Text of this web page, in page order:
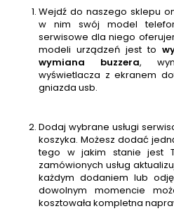
Wejdź do naszego sklepu
w nim swój model
serwisowe dla niego
modeli urządzeń jest to
wymiana buzzera,
wyświetlacza z ekranem
gniazda usb.
Dodaj wybrane usługi
koszyka. Możesz dodać
tego w jakim stanie jest
zamówionych usług
każdym dodaniem lub
dowolnym momencie
kosztowała kompletna